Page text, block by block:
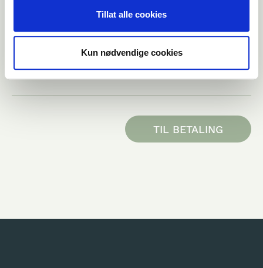
Tillat alle cookies
Kun nødvendige cookies
Lag fantastiske måltider med Bent Stiansen
10 000,00 NOK
Total 10 000,00 NOK